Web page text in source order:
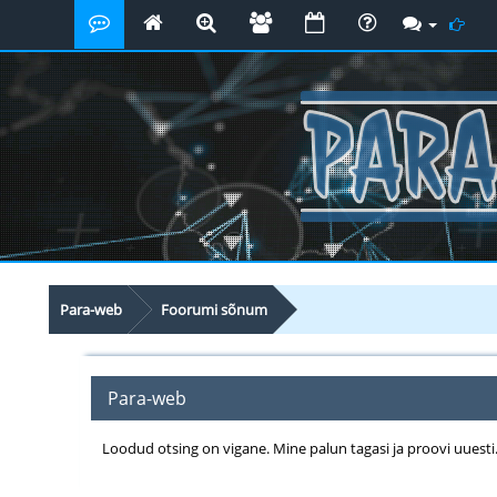
Para-web Foorumi sõnum
Para-web
Loodud otsing on vigane. Mine palun tagasi ja proovi uuesti.